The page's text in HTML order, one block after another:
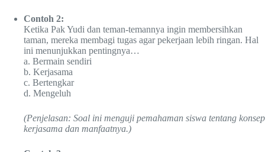
Contoh 2:
Ketika Pak Yudi dan teman-temannya ingin membersihkan
taman, mereka membagi tugas agar pekerjaan lebih ringan. Hal
ini menunjukkan pentingnya…
a. Bermain sendiri
b. Kerjasama
c. Bertengkar
d. Mengeluh
(Penjelasan: Soal ini menguji pemahaman siswa tentang konsep
kerjasama dan manfaatnya.)